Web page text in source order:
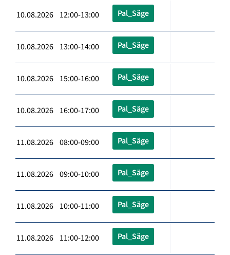
10.08.2026 12:00-13:00 Pal_Säge
10.08.2026 13:00-14:00 Pal_Säge
10.08.2026 15:00-16:00 Pal_Säge
10.08.2026 16:00-17:00 Pal_Säge
11.08.2026 08:00-09:00 Pal_Säge
11.08.2026 09:00-10:00 Pal_Säge
11.08.2026 10:00-11:00 Pal_Säge
11.08.2026 11:00-12:00 Pal_Säge